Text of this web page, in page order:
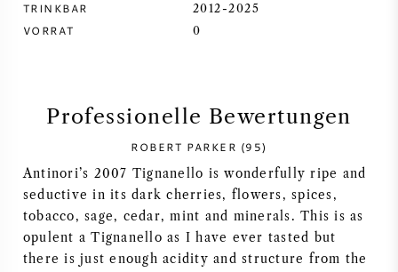
ALLE REBSORTEN
FRANZÖSISCHER WEIN
ITALIENISCHER WEIN
SPANISCHER WEIN
TRINKBAR 2012-2025
VORRAT 0
Professionelle Bewertungen
ROBERT PARKER (95)
Antinori’s 2007 Tignanello is wonderfully ripe and
seductive in its dark cherries, flowers, spices,
tobacco, sage, cedar, mint and minerals. This is as
opulent a Tignanello as I have ever tasted but
there is just enough acidity and structure from the